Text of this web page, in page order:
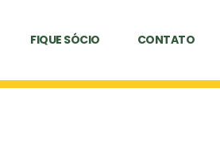
FIQUE SÓCIO CONTATO